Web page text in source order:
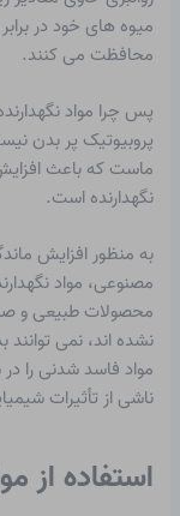
میوه های خود در
محافظت می کنند.
پس چرا مواد
پروبیوتیک پر بدن
ماست که باعث
نگهدارنده است.
به منظور افزایش
مصنوعی، مواد
محصولات طبیعی و
نشده اند، نمی توانند
مواد فاسد شدنی را
ناشی از تأثیرات
استفاده از